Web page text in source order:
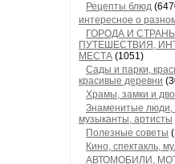
Рецепты блюд
интересное о
ГОРОДА И
ПУТЕШЕСТВИЯ,
МЕСТА (1051)
Сады и парки,
красивые деревни
Храмы, замки и
Знаменитые люди,
музыканты, артисты
Полезные советы
Кино, спектакль,
АВТОМОБИЛИ,